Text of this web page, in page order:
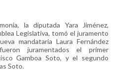
la diputada Yara Jiménez,
Legislativa, tomó el juramento
mandataria Laura Fernández
juramentados el primer
Gamboa Soto, y el segundo
Soto.